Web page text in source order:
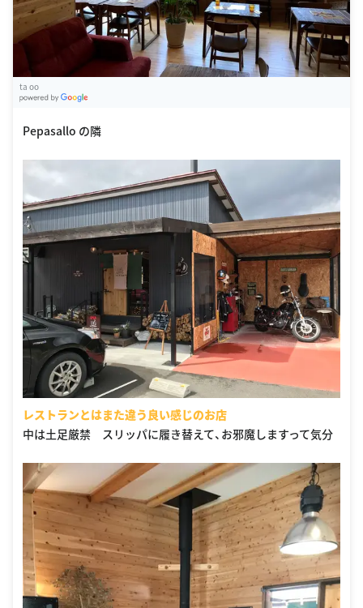
ta oo
Pepasallo の隣
レストランとはまた違う良い感じのお店
中は土足厳禁 スリッパに履き替えて、お邪魔しますって気分